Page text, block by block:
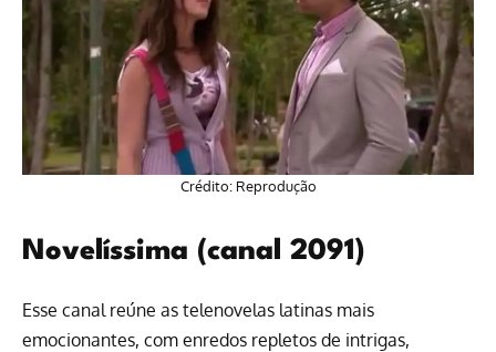
Crédito: Reprodução
Novelíssima (canal 2091)
Esse canal reúne as telenovelas latinas mais
emocionantes, com enredos repletos de intrigas,